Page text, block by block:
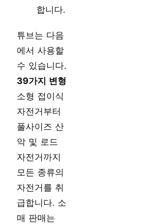
합니다.
튜브는 다음
에서 사용할
수 있습니다.
39가지 변형
소형 접이식
자전거부터
풀사이즈 산
악 및 로드
자전거까지
모든 종류의
자전거를 취
급합니다. 소
매 판매는